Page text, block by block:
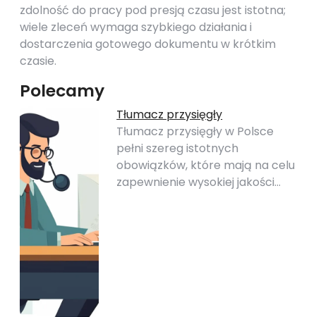
zdolność do pracy pod presją czasu jest istotna;
wiele zleceń wymaga szybkiego działania i
dostarczenia gotowego dokumentu w krótkim
czasie.
Polecamy
Tłumacz przysięgły
Tłumacz przysięgły w Polsce
pełni szereg istotnych
obowiązków, które mają na celu
zapewnienie wysokiej jakości…